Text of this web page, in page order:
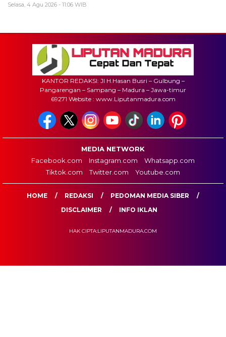
Selasa, 4 Agu 2026 - 11:06 WIB
KANTOR REDAKSI: Jl H.Hasan Busri – Gulbung –
Pangarengan – Sampang – Madura – Jawa-timur
69271 Website : www.Liputanmadura.com
MEDIA NETWORK
Facebook.com
Instagram.com
Whatsapp.com
Tiktok.com
Twitter.com Youtube.com
HOME REDAKSI
PEDOMAN MEDIA SIBER
DISCLAIMER
INFO IKLAN
HAK CIPTA:LIPUTANMADURA.COM